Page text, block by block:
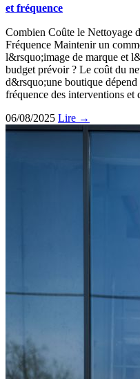
et fréquence
Combien Coûte le Nettoyage
Fréquence Maintenir un
l&rsquo;image de marque et
budget prévoir ? Le coût du
d&rsquo;une boutique
fréquence des interventions
06/08/2025 Lire →